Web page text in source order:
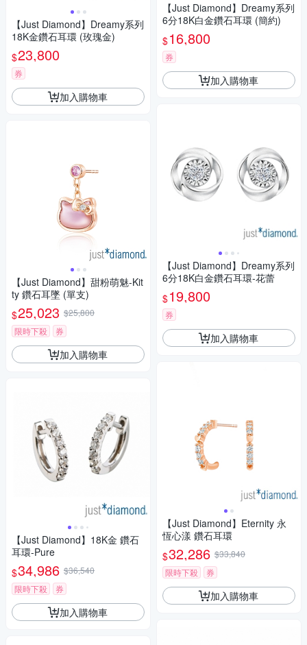
【Just Diamond】Dreamy系列
18K金鑽石耳環 (玫瑰金)
$23,800
券
加入購物車
【Just Diamond】甜粉萌魅-Kit
ty 鑽石耳墜 (單支)
$25,023 $25,800
限時下殺
券
加入購物車
【Just Diamond】18K金 鑽石
耳環-Pure
$34,986 $36,540
限時下殺
券
加入購物車
【Just Diamond】Dreamy系列
6分18K白金鑽石耳環 (簡約)
$16,800
券
加入購物車
【Just Diamond】Dreamy系列
6分18K白金鑽石耳環-花蕾
$19,800
券
加入購物車
【Just Diamond】Eternity 永
恆心漾 鑽石耳環
$32,286 $33,840
限時下殺
券
加入購物車